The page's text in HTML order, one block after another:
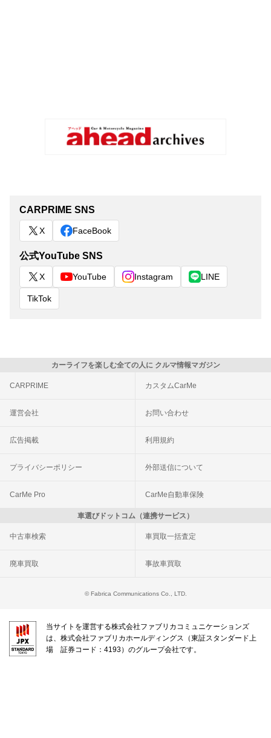
CARPRIME SNS
X FaceBook
公式YouTube SNS
X YouTube Instagram LINE
TikTok
カーライフを楽しむ全ての人に クルマ情報マガジン
CARPRIME カスタムCarMe
運営会社 お問い合わせ
広告掲載 利用規約
プライバシーポリシー 外部送信について
CarMe Pro CarMe自動車保険
車選びドットコム（連携サービス）
中古車検索 車買取一括査定
廃車買取 事故車買取
© Fabrica Communications Co., LTD.
当サイトを運営する株式会社ファブリカコミュニケーションズ
は、株式会社ファブリカホールディングス（東証スタンダード上
場 証券コード：4193）のグループ会社です。